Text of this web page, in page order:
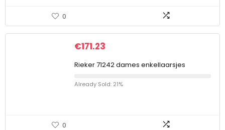
0
€171.23
Rieker 71242 dames enkellaarsjes
Already Sold: 21%
0